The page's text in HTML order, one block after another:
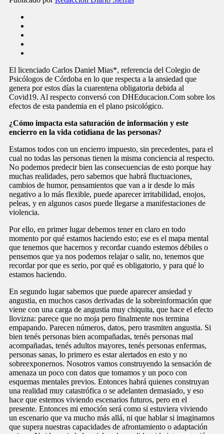
El licenciado Carlos Daniel Mias*, referencia del Colegio de
Psicólogos de Córdoba en lo que respecta a la ansiedad que
genera por estos días la cuarentena obligatoria debida al
Covid19. Al respecto conversó con DHEducacion.Com sobre los
efectos de esta pandemia en el plano psicológico.
¿Cómo impacta esta saturación de información y este
encierro en la vida cotidiana de las personas?
Estamos todos con un encierro impuesto, sin precedentes, para el
cual no todas las personas tienen la misma conciencia al respecto.
No podemos predecir bien las consecuencias de esto porque hay
muchas realidades, pero sabemos que habrá fluctuaciones,
cambios de humor, pensamientos que van a ir desde lo más
negativo a lo más flexible, puede aparecer irritabilidad, enojos,
peleas, y en algunos casos puede llegarse a manifestaciones de
violencia.
Por ello, en primer lugar debemos tener en claro en todo
momento por qué estamos haciendo esto; ese es el mapa mental
que tenemos que hacernos y recordar cuando estemos débiles o
pensemos que ya nos podemos relajar o salir, no, tenemos que
recordar por que es serio, por qué es obligatorio, y para qué lo
estamos haciendo.
En segundo lugar sabemos que puede aparecer ansiedad y
angustia, en muchos casos derivadas de la sobreinformación que
viene con una carga de angustia muy chiquita, que hace el efecto
llovizna: parece que no moja pero finalmente nos termina
empapando. Parecen números, datos, pero trasmiten angustia. Si
bien tenés personas bien acompañadas, tenés personas mal
acompañadas, tenés adultos mayores, tenés personas enfermas,
personas sanas, lo primero es estar alertados en esto y no
sobreexponernos. Nosotros vamos construyendo la sensación de
amenaza un poco con datos que tomamos y un poco con
esquemas mentales previos. Entonces habrá quienes construyan
una realidad muy catastrófica o se adelanten demasiado, y eso
hace que estemos viviendo escenarios futuros, pero en el
presente. Entonces mi emoción será como si estuviera viviendo
un escenario que va mucho más allá, ni que hablar si imaginamos
que supera nuestras capacidades de afrontamiento o adaptación